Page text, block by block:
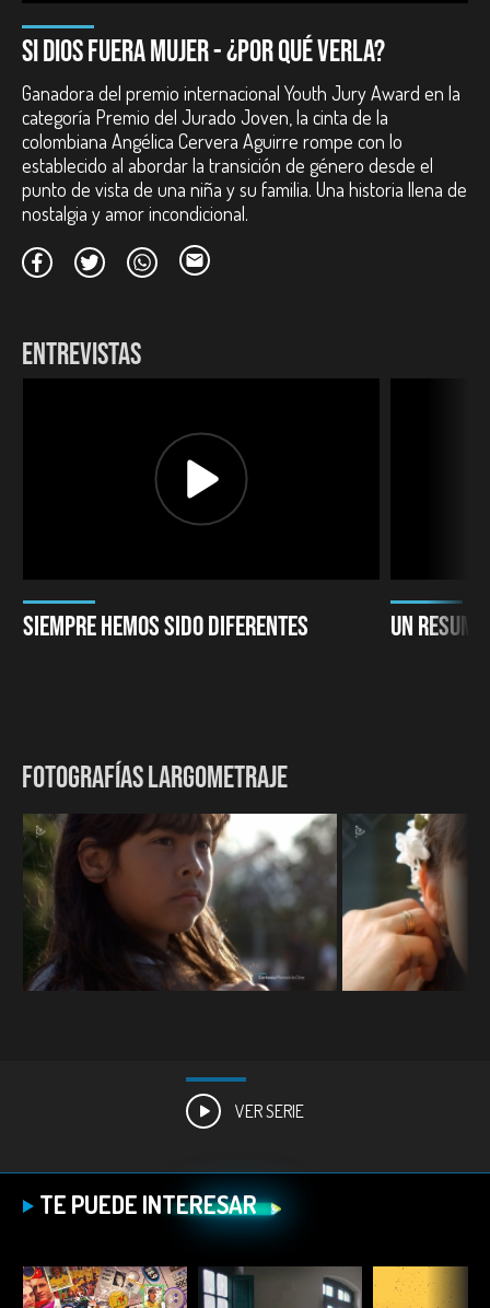
Montaje:Juan Cañola Vélez.
Diseño de sonido:Manuel Villa Machado.
Premios nacionales:
Beneficiario del Fondo para el Desarrollo Cinematográfico -
FDC.
Premios internacionales:
Premio del Jurado Joven. Youth Jury Award, Sheffield DocFest.
Sheffield, Inglaterra. 2021.
The Americas Film Festival. New York, Estados Unidos. 2022.
FEMCINE - Festival Cine de Mujeres. Chile. 2022.
Festival Miradas. Medellín, Colombia. 2021.
BIFF. Bogotá International Film Festival. Colombia. 2021.
SI DIOS FUERA MUJER - ¿POR QUÉ VERLA?
Ganadora del premio internacional Youth Jury Award en la
categoría Premio del Jurado Joven, la cinta de la
colombiana Angélica Cervera Aguirre rompe con lo
establecido al abordar la transición de género desde el
punto de vista de una niña y su familia. Una historia llena de
nostalgia y amor incondicional.
ENTREVISTAS
SIEMPRE HEMOS SIDO DIFERENTES UN
FOTOGRAFÍAS LARGOMETRAJE
VER SERIE
TE PUEDE INTERESAR